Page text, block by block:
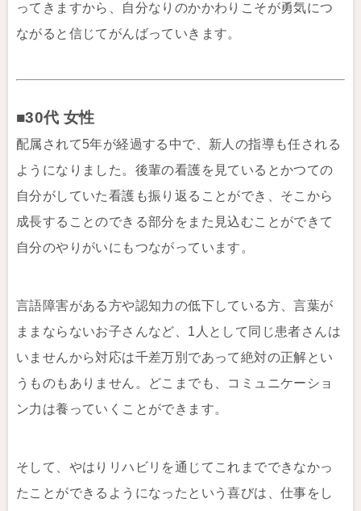
ってきますから、自分なりのかかわりこそが勇気につ
ながると信じてがんばっていきます。
■30代 女性
配属されて5年が経過する中で、新人の指導も任される
ようになりました。後輩の看護を見ているとかつての
自分がしていた看護も振り返ることができ、そこから
成長することのできる部分をまた見込むことができて
自分のやりがいにもつながっています。
言語障害がある方や認知力の低下している方、言葉が
ままならないお子さんなど、1人として同じ患者さんは
いませんから対応は千差万別であって絶対の正解とい
うものもありません。どこまでも、コミュニケーショ
ン力は養っていくことができます。
そして、やはりリハビリを通じてこれまでできなかっ
たことができるようになったという喜びは、仕事をし